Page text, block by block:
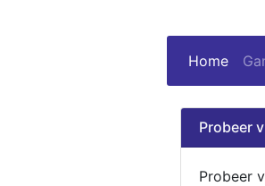
Home
Probeer
Probeer